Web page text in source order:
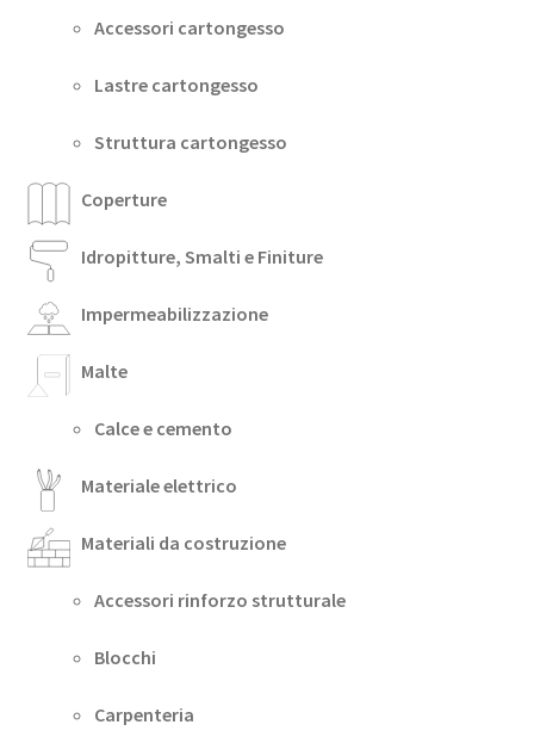
Accessori cartongesso
Lastre cartongesso
Struttura cartongesso
Coperture
Idropitture, Smalti e Finiture
Impermeabilizzazione
Malte
Calce e cemento
Materiale elettrico
Materiali da costruzione
Accessori rinforzo strutturale
Blocchi
Carpenteria